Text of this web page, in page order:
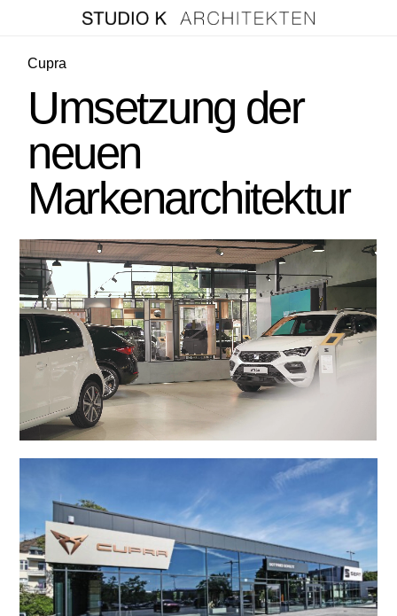
Cupra
Umsetzung der
neuen
Markenarchitektur